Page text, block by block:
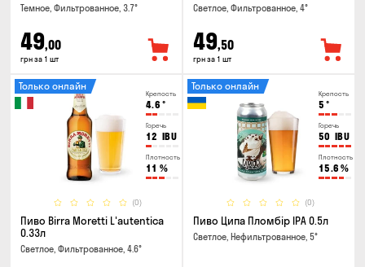
Темное, Фильтрованное, 3.7°
49,00
грн за 1 шт
Светлое, Фильтрованное, 4°
49,50
грн за 1 шт
Крепость
4.6 °
Горечь
12 IBU
Плотность
11 %
(0)
Только онлайн
Пиво Birra Moretti L'autentica
0.33л
Светлое, Фильтрованное, 4.6°
Крепость
5 °
Горечь
50 IBU
Плотность
15.6 %
(0)
Только онлайн
Пиво Ципа Пломбір IPA 0.5л
Светлое, Нефильтрованное, 5°